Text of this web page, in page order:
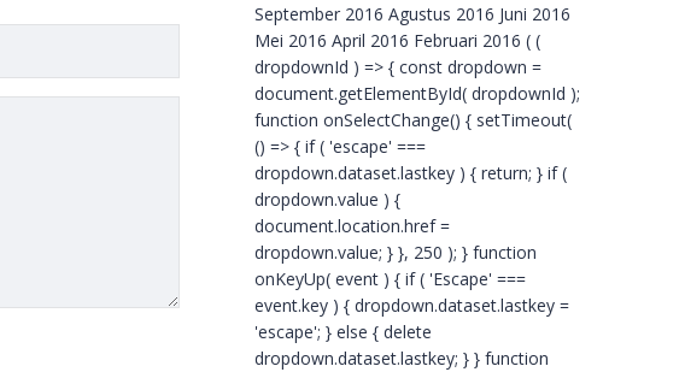
September 2016 Agustus 2016 Juni 2016
Mei 2016 April 2016 Februari 2016 ( (
dropdownId ) => { const dropdown =
document.getElementById( dropdownId );
function onSelectChange() { setTimeout(
() => { if ( 'escape' ===
dropdown.dataset.lastkey ) { return; } if (
dropdown.value ) {
document.location.href =
dropdown.value; } }, 250 ); } function
onKeyUp( event ) { if ( 'Escape' ===
event.key ) { dropdown.dataset.lastkey =
'escape'; } else { delete
dropdown.dataset.lastkey; } } function